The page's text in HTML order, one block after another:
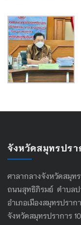
จังหวัดสมุทรปรา
ศาลากลางจังหวัดสมุท
ถนนสุทธิภิรมย์ ตำบลป
อำเภอเมืองสมุทรปราก
จังหวัดสมุทรปราการ